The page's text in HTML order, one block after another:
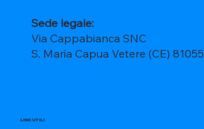
Sede legale:
Via Cappabianca SNC
S. Maria Capua Vetere (CE) 81055
LINK UTILI